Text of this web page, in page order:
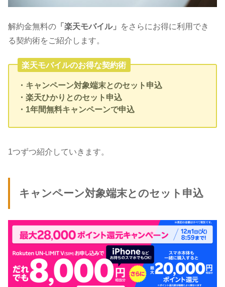
解約金無料の 「楽天モバイル」 をさらにお得に利用でき
る契約術をご紹介します。
楽天モバイルのお得な契約術
・キャンペーン対象端末とのセット申込
・楽天ひかりとのセット申込
・1年間無料キャンペーンで申込
1つずつ紹介していきます。
キャンペーン対象端末とのセット申込